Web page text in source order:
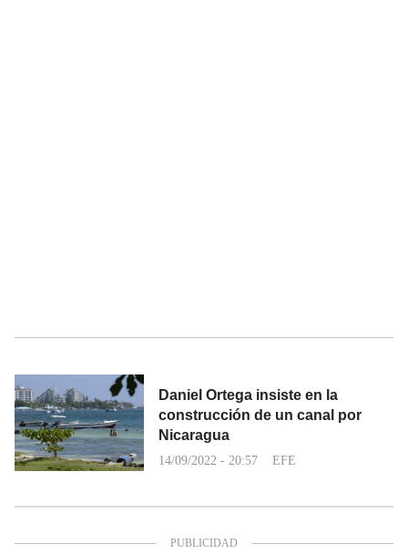
Daniel Ortega insiste en la
construcción de un canal por
Nicaragua
14/09/2022 - 20:57 EFE